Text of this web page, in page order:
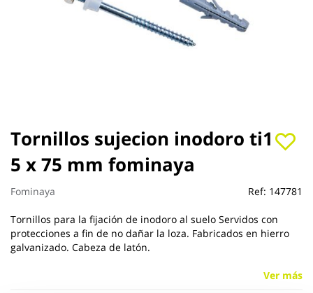
Tornillos sujecion inodoro ti1
5 x 75 mm fominaya
Fominaya Ref: 147781
Tornillos para la fijación de inodoro al suelo Servidos con
protecciones a fin de no dañar la loza. Fabricados en hierro
galvanizado. Cabeza de latón.
Ver más
Saltar
al
comienzo
de
la
de
imágenes